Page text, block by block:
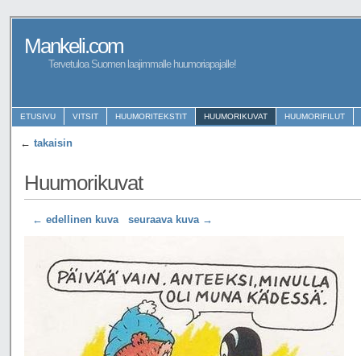
Mankeli.com
Tervetuloa Suomen laajimmalle huumoriapajalle!
ETUSIVU VITSIT HUUMORITEKSTIT HUUMORIKUVAT HUUMORIFILUT
← takaisin
Huumorikuvat
← edellinen kuva seuraava kuva →